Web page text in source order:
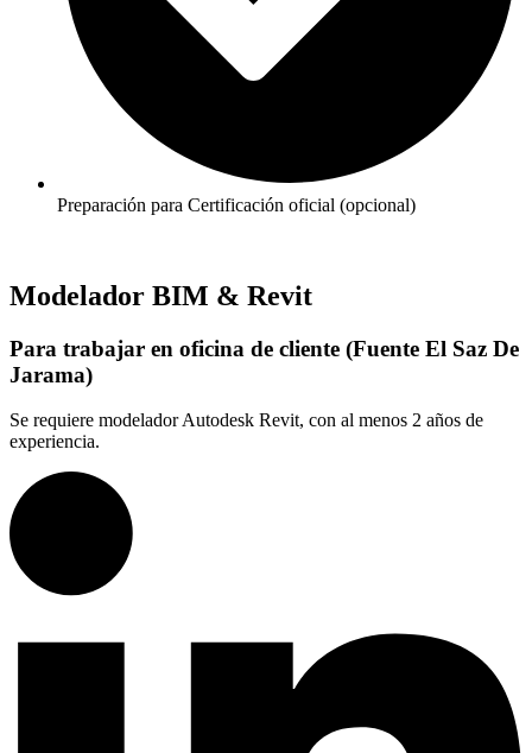
Preparación para Certificación oficial (opcional)
Modelador BIM & Revit
Para trabajar en oficina de cliente (Fuente El Saz De
Jarama)
Se requiere modelador Autodesk Revit, con al menos 2 años de
experiencia.